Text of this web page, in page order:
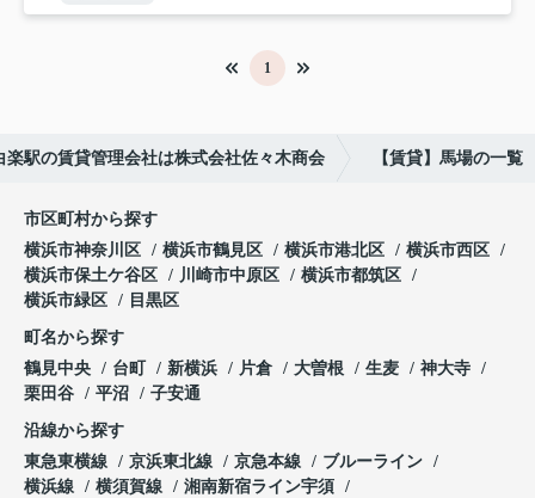
1
楽駅の賃貸管理会社は株式会社佐々木商会 【賃貸】馬場の一覧
市区町村から探す
横浜市神奈川区
横浜市鶴見区 横浜市港北区
横浜市西区
横浜市保土ケ谷区
川崎市中原区
横浜市都筑区
横浜市緑区
目黒区
町名から探す
鶴見中央
台町 新横浜 片倉 大曽根 生麦
神大寺
栗田谷
平沼 子安通
沿線から探す
東急東横線
京浜東北線 京急本線
ブルーライン
横浜線
横須賀線
湘南新宿ライン宇須